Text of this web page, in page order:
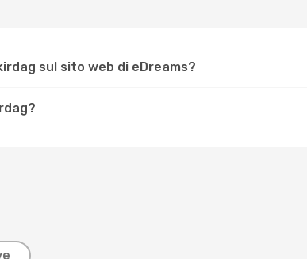
sul sito web di eDreams?